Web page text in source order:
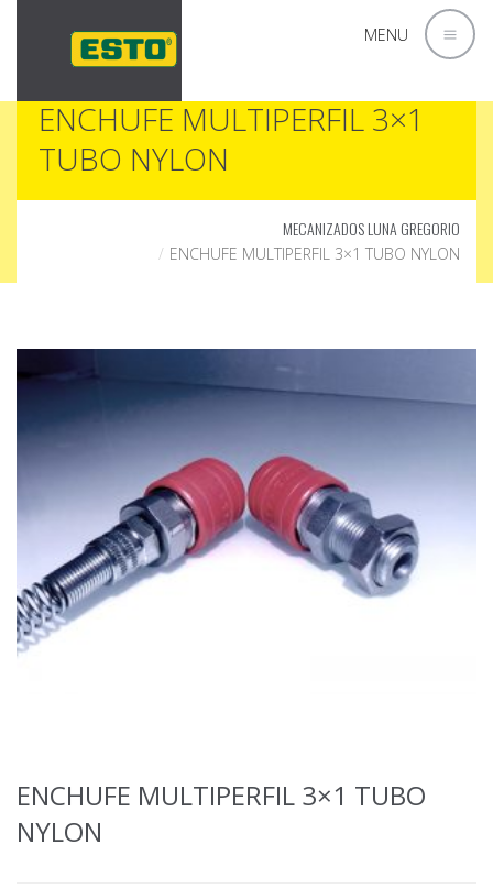
MENU
ENCHUFE MULTIPERFIL 3×1
TUBO NYLON
MECANIZADOS LUNA GREGORIO
ENCHUFE MULTIPERFIL 3×1 TUBO NYLON
ENCHUFE MULTIPERFIL 3×1 TUBO
NYLON